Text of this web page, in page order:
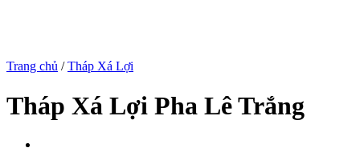
Trang chủ / Tháp Xá Lợi
Tháp Xá Lợi Pha Lê Trắng